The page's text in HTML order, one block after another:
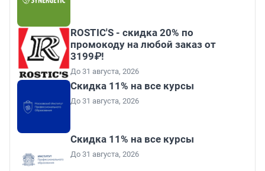
ROSTIC'S - скидка 20% по
промокоду на любой заказ от
3199₽!
До 31 августа, 2026
Скидка 11% на все курсы
До 31 августа, 2026
Скидка 11% на все курсы
До 31 августа, 2026